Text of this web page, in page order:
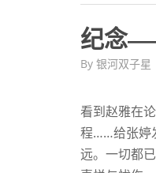
纪念
By 银河双子星
看到赵雅在
程……给张婷
远。一切都